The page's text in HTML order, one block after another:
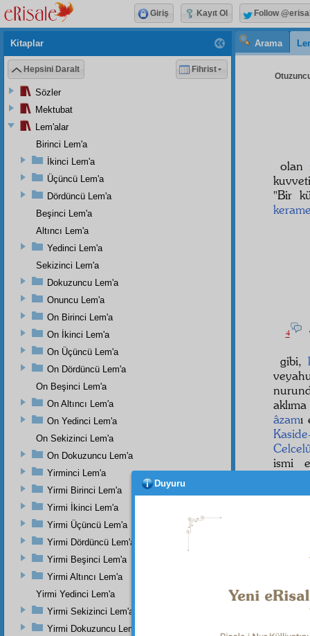
Arama
olan
"Bir
4
gibi,
âzamı
ismi
Dipnot-2
Kitaplar
Hepsini Daralt Fihrist
Sözler
Mektubat
Lem'alar
Birinci Lem'a
İkinci Lem'a
Üçüncü Lem'a
Dördüncü Lem'a
Beşinci Lem'a
Altıncı Lem'a
Yedinci Lem'a
Sekizinci Lem'a
Dokuzuncu Lem'a
Onuncu Lem'a
On Birinci Lem'a
On İkinci Lem'a
On Üçüncü Lem'a
On Dördüncü Lem'a
On Beşinci Lem'a
On Altıncı Lem'a
On Yedinci Lem'a
On Sekizinci Lem'a
On Dokuzuncu Lem'a
Yirminci Lem'a
Yirmi Birinci Lem'a
Yirmi İkinci Lem'a
Yirmi Üçüncü Lem'a
Yirmi Dördüncü Lem'a
Yirmi Beşinci Lem'a
Yirmi Altıncı Lem'a
Yirmi Yedinci Lem'a
Yirmi Sekizinci Lem'a
Yirmi Dokuzuncu Lem'a
Giriş Kayıt Ol Follow
Duyuru